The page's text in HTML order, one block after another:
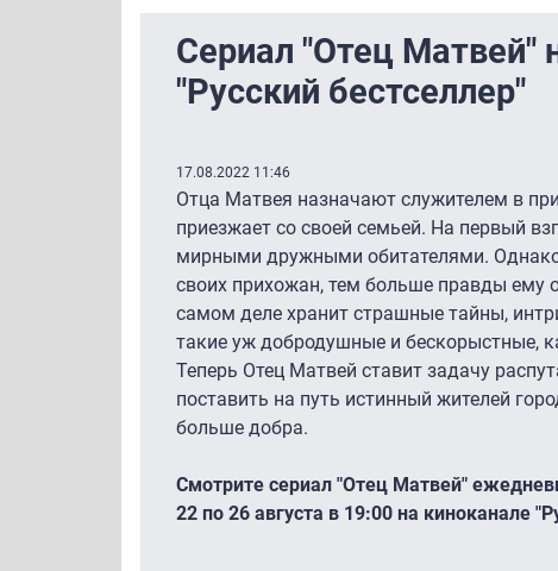
Сериал "Отец Матвей"
"Русский бестселлер"
17.08.2022 11:46
Отца Матвея назначают служителем в
приезжает со своей семьей. На первый
мирными дружными обитателями.
своих прихожан, тем больше правды ему
самом деле хранит страшные тайны,
такие уж добродушные и бескорыстные,
Теперь Отец Матвей ставит задачу
поставить на путь истинный жителей
больше добра.
Смотрите сериал "Отец Матвей"
22 по 26 августа в 19:00 на киноканале